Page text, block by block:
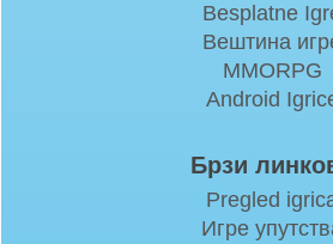
Besplatne
Вештина
MMORPG
Android
Брзи
Pregled
Игре